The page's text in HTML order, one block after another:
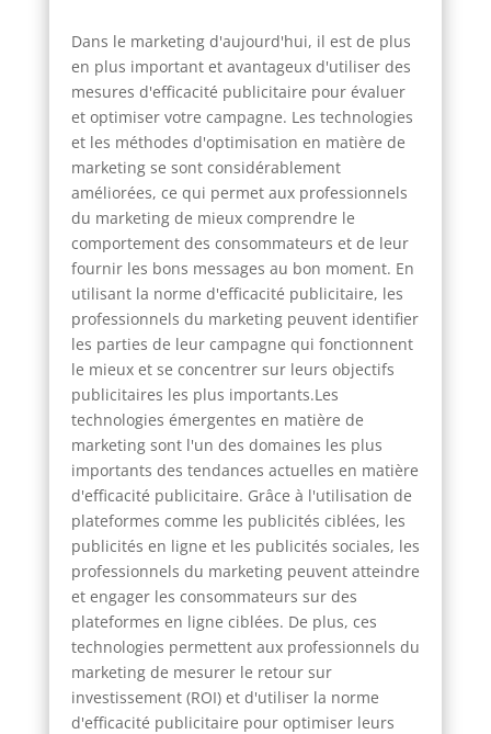
Dans le marketing d'aujourd'hui, il est de plus
en plus important et avantageux d'utiliser des
mesures d'efficacité publicitaire pour évaluer
et optimiser votre campagne. Les technologies
et les méthodes d'optimisation en matière de
marketing se sont considérablement
améliorées, ce qui permet aux professionnels
du marketing de mieux comprendre le
comportement des consommateurs et de leur
fournir les bons messages au bon moment. En
utilisant la norme d'efficacité publicitaire, les
professionnels du marketing peuvent identifier
les parties de leur campagne qui fonctionnent
le mieux et se concentrer sur leurs objectifs
publicitaires les plus importants.Les
technologies émergentes en matière de
marketing sont l'un des domaines les plus
importants des tendances actuelles en matière
d'efficacité publicitaire. Grâce à l'utilisation de
plateformes comme les publicités ciblées, les
publicités en ligne et les publicités sociales, les
professionnels du marketing peuvent atteindre
et engager les consommateurs sur des
plateformes en ligne ciblées. De plus, ces
technologies permettent aux professionnels du
marketing de mesurer le retour sur
investissement (ROI) et d'utiliser la norme
d'efficacité publicitaire pour optimiser leurs